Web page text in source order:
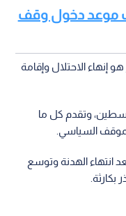
موعد دخول وقف
إنهاء الاحتلال وإقامة
وتقدم كل ما
السياسي.
انتهاء الهدنة وتوسع
بكارثة.